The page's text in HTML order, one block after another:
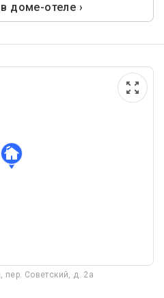
доме-отеле ›
пер. Советский, д. 2а